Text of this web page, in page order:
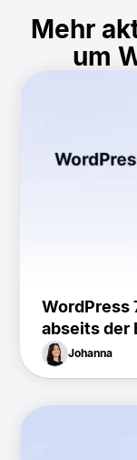
Mehr
um
WordPress
abseits der
Johanna